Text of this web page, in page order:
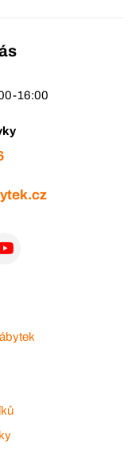
16:00